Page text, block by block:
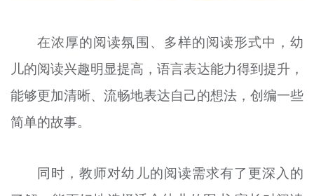
在浓厚的阅读氛围、多样的阅读形式中，幼
儿的阅读兴趣明显提高，语言表达能力得到提升，
能够更加清晰、流畅地表达自己的想法，创编一些
简单的故事。
同时，教师对幼儿的阅读需求有了更深入的